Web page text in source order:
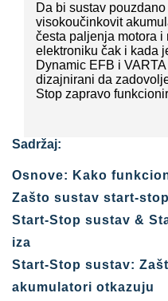
Da bi sustav
visokoučinkovit
česta paljenja motora
elektroniku čak i kada
Dynamic EFB i
dizajnirani da
Stop zapravo
Sadržaj:
Osnove: Kako
Zašto sustav start-
Start-Stop sustav &
iza
Start-Stop sustav:
akumulatori otkazuju